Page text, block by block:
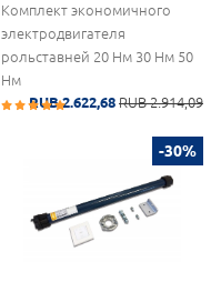
Комплект экономичного
электродвигателя
рольставней 20 Нм 30 Нм 50
Нм
RUB 2.622,68 RUB 2.914,09
-30%